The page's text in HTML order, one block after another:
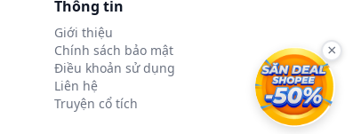
Thông tin
Giới thiệu
Chính sách bảo mật
Điều khoản sử dụng
Liên hệ
Truyện cổ tích
×